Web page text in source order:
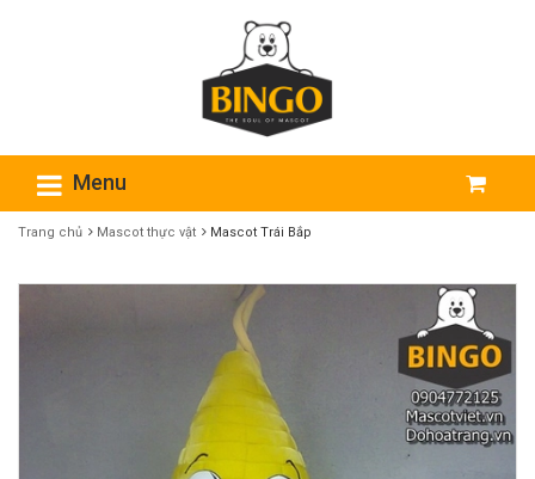
Menu
Trang chủ Mascot thực vật Mascot Trái Bắp